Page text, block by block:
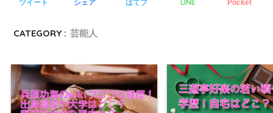
ツイート シェア はてブ LINE Pocket
CATEGORY : 芸能人